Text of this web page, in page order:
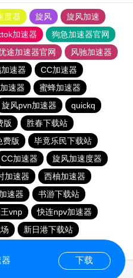
度器 旋风
旋风加速
加速器
狗急加速器官网
途加速器官网
风驰加速器
速器
CC加速器
速器
蜜蜂加速器
旋风pvn加速器
quickq
版
胜春下载站
费版
毕竟乐民下载站
CC加速器
旋风加速度器
加速器
西柚加速器
速器
书游下载站
vnp
快连npv加速器
新日港下载站
下载